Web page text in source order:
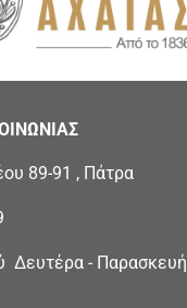
89-91 , Πάτρα
Δευτέρα -